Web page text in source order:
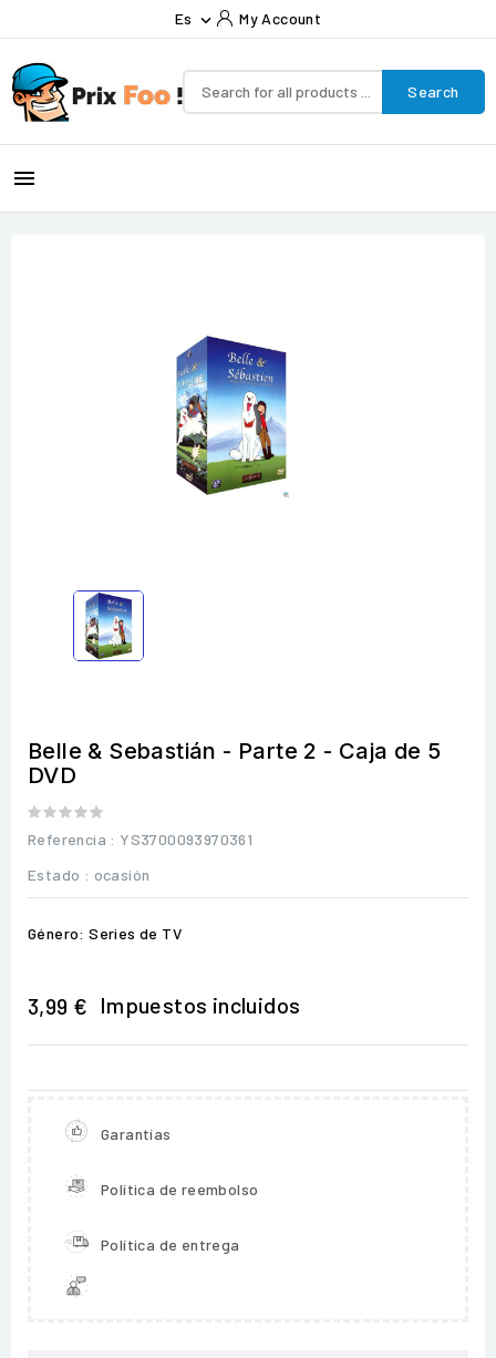
Es  My Account
Search

Belle & Sebastián - Parte 2 - Caja de 5
DVD
Referencia : YS3700093970361
Estado : ocasión
Género: Series de TV
3,99 € Impuestos incluidos
Garantías
Política de reembolso
Política de entrega